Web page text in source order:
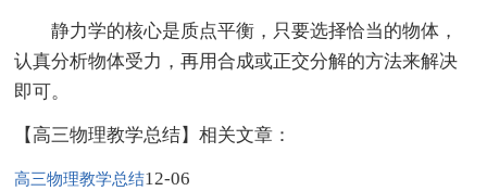
静力学的核心是质点平衡，只要选择恰当的物体，
认真分析物体受力，再用合成或正交分解的方法来解决
即可。
【高三物理教学总结】相关文章：
高三物理教学总结12-06